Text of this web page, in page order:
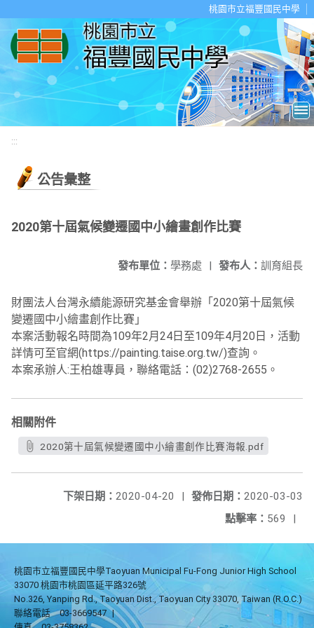
桃園市立福豐國民中學
:::
公告彙整
2020第十屆氣候變遷國中小繪畫創作比賽
發布人： 訓育組長
發布單位： 學務處 |
財團法人台灣永續能源研究基金會舉辦「2020第十屆氣候
變遷國中小繪畫創作比賽」
本案活動報名時間為109年2月24日至109年4月20日，活動
詳情可至官網(https://painting.taise.org.tw/)查詢。
本案承辦人:王柏雄專員，聯絡電話：(02)2768-2655。
相關附件
2020第十屆氣候變遷國中小繪畫創作比賽海報.pdf
發佈日期： 2020-03-03
下架日期： 2020-04-20
|
點擊率： 569 |
桃園市立福豐國民中學Taoyuan Municipal Fu-Fong Junior High School
33070 桃園市桃園區延平路326號
No.326, Yanping Rd., Taoyuan Dist., Taoyuan City 33070, Taiwan (R.O.C.)
聯絡電話
03-3669547 |